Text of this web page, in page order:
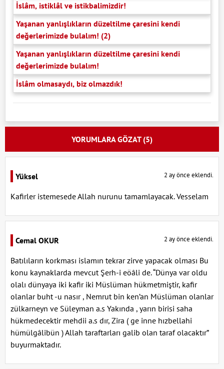
İslâm, istiklâl ve istikbalimizdir!
Yaşanan yanlışlıkların düzeltilme çaresini kendi
değerlerimizde bulalım! (2)
Yaşanan yanlışlıkların düzeltilme çaresini kendi
değerlerimizde bulalım!
İslâm olmasaydı, biz olmazdık!
YORUMLARA GÖZAT (5)
Yüksel 2 ay önce eklendi.
Kafirler istemesede Allah nurunu tamamlayacak. Vesselam
Cemal OKUR 2 ay önce eklendi.
Batılıların korkması islamın tekrar zirve yapacak olması Bu
konu kaynaklarda mevcut Şerh-i eöâli de. “Dünya var oldu
olalı dünyaya iki kafir iki Müslüman hükmetmiştir, kafir
olanlar buht -u nasır , Nemrut bin ken’an Müslüman olanlar
zülkarneyn ve Süleyman a.s Yakında , yarın birisi saha
hükmedecektir mehdii a.s dır, Zira ( ge inne hızbellahi
hümülgâlibün ) Allah taraftarları galib olan taraf olacaktır”
buyurmaktadır.